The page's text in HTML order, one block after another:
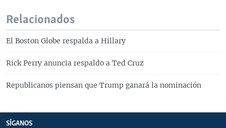
Relacionados
El Boston Globe respalda a Hillary
Rick Perry anuncia respaldo a Ted Cruz
Republicanos piensan que Trump ganará la nominación
SÍGANOS